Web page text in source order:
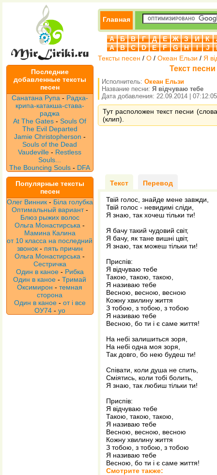
Последние
добавленные тексты
песен
Санатана Рупа - Радха-
крипа-катакша-става-
раджа
At The Gates -Souls Of
The Evil Departed
Jamie Christopherson -
Souls of the Dead
Vaudeville- Restless
Souls...
The Bouncing Souls - DFA
Популярные тексты
песен
Олег Винник - Біла голубка
Оптимальный вариант-
Блюз рыжих волос
Ольга Монастирська -
Мамина Калина
от 10 класса на последний
звонок - пять причин
Ольга Монастирська -
Сестричка
Один в каное - Рибка
Один в каное -Тримай
Оксимирон -темная
сторона
Один в каное - от і все
ОУ74 - уо
Главная
А Б В Г Д Е Ж З И К
A
B C D E F G H I J
Тексты песен / О / Океан Ельзи / Я
Текст
Исполнитель: Океан Ельзи
Название песни: Я відчуваю тебе
Дата добавления: 22.09.2014 | 07:12:05
Тут расположен текст песни
(клип).
Текст Перевод
Твiй голос, знайде мене завжди,
Твiй голос - невидимi слiди,
Я знаю, так хочеш тiльки ти!
Я бачу такий чудовий свiт,
Я бачу, як тане вишнi цвiт,
Я знаю, так можеш тiльки ти!
Приспiв:
Я вiдчуваю тебе
Такою, такою, такою,
Я називаю тебе
Весною, весною, весною
Кожну хвилину життя
З тобою, з тобою, з тобою
Я називаю тебе
Весною, бо ти i є саме життя!
На небi залишиться зоря,
На небi одна моя зоря,
Так довго, бо нею будеш ти!
Спiвати, коли душа не спить,
Смiятись, коли тобi болить,
Я знаю, так любиш тiльки ти!
Приспiв:
Я вiдчуваю тебе
Такою, такою, такою,
Я називаю тебе
Весною, весною, весною
Кожну хвилину життя
З тобою, з тобою, з тобою
Я називаю тебе
Весною, бо ти i є саме життя!
Смотрите также: